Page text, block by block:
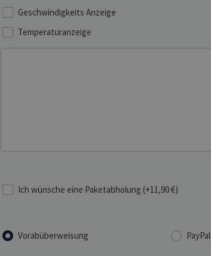
Geschwindigkeits Anzeige
Temperaturanzeige
Ich wünsche eine Paketabholung (+11,90 €)
Vorabüberweisung PayPal